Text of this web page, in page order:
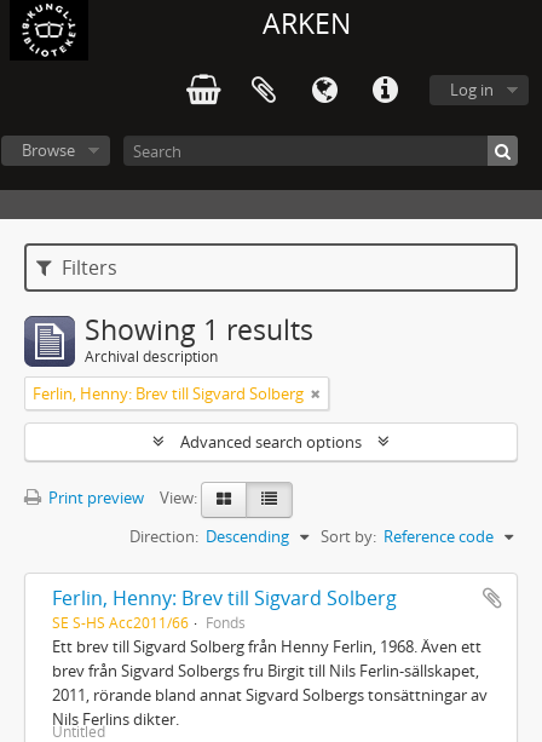
ARKEN
Log in
Browse
Filters
Showing 1 results
Archival description
Ferlin, Henny: Brev till Sigvard Solberg
Advanced search options
Print preview
View:
Sort by: Reference code
Direction: Descending
Ferlin, Henny: Brev till Sigvard Solberg
SE S-HS Acc2011/66 Fonds
Ett brev till Sigvard Solberg från Henny Ferlin, 1968. Även ett
brev från Sigvard Solbergs fru Birgit till Nils Ferlin-sällskapet,
2011, rörande bland annat Sigvard Solbergs tonsättningar av
Nils Ferlins dikter.
Untitled